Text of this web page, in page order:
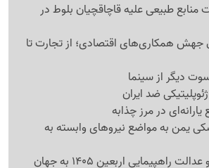
طبیعی علیه قاچاقچیان بلوط در
جهش همکاری‌های اقتصادی؛ از تجارت تا
دیگر از سینما
ضد ایران
یمن به مواضع نیروهای وابسته به
راهپیمایی اربعین 1405 به جهان